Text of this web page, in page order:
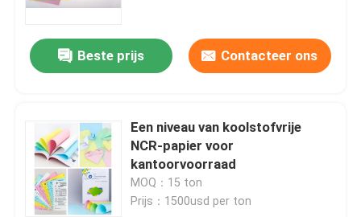
Beste prijs Contacteer ons
Een niveau van koolstofvrije
NCR-papier voor
kantoorvoorraad
MOQ：15 ton
Prijs：1500usd per ton